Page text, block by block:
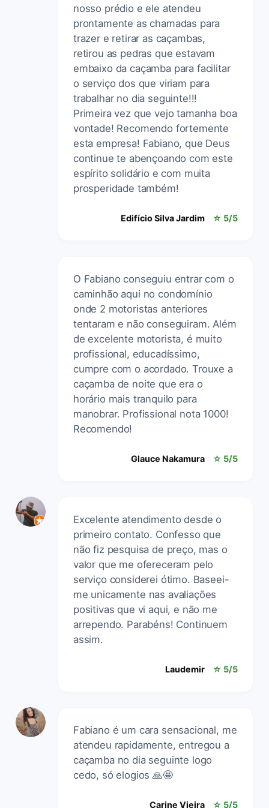
nosso prédio e ele atendeu
prontamente as chamadas para
trazer e retirar as caçambas,
retirou as pedras que estavam
embaixo da caçamba para facilitar
o serviço dos que viriam para
trabalhar no dia seguinte!!!
Primeira vez que vejo tamanha boa
vontade! Recomendo fortemente
esta empresa! Fabiano, que Deus
continue te abençoando com este
espírito solidário e com muita
prosperidade também!
Edifício Silva Jardim ☆ 5/5
O Fabiano conseguiu entrar com o
caminhão aqui no condomínio
onde 2 motoristas anteriores
tentaram e não conseguiram. Além
de excelente motorista, é muito
profissional, educadíssimo,
cumpre com o acordado. Trouxe a
caçamba de noite que era o
horário mais tranquilo para
manobrar. Profissional nota 1000!
Recomendo!
Glauce Nakamura ☆ 5/5
Excelente atendimento desde o
primeiro contato. Confesso que
não fiz pesquisa de preço, mas o
valor que me ofereceram pelo
serviço considerei ótimo. Baseei-
me unicamente nas avaliações
positivas que vi aqui, e não me
arrependo. Parabéns! Continuem
assim.
Laudemir ☆ 5/5
Fabiano é um cara sensacional, me
atendeu rapidamente, entregou a
caçamba no dia seguinte logo
cedo, só elogios 🙏🤩
Carine Vieira ☆ 5/5